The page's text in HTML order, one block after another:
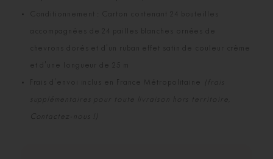
Conditionnement : Carton contenant 24 bouteilles
accompagnées de 24 pailles blanches ornées de
chevrons dorés et d'un ruban effet satin de couleur crème
et d'une longueur de 25 m
Frais d'envoi inclus en France Métropolitaine (frais
supplémentaires pour toute livraison hors territoire,
Contactez-nous !)